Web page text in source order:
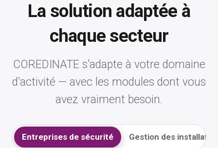
La solution adaptée à
chaque secteur
COREDINATE s'adapte à votre domaine
d'activité — avec les modules dont vous
avez vraiment besoin.
Entreprises de sécurité Gestion des